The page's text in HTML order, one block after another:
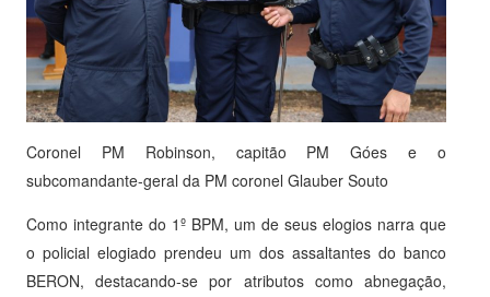
Coronel PM Robinson, capitão PM Góes e o
subcomandante-geral da PM coronel Glauber Souto
Como integrante do 1º BPM, um de seus elogios narra que
o policial elogiado prendeu um dos assaltantes do banco
BERON, destacando-se por atributos como abnegação,